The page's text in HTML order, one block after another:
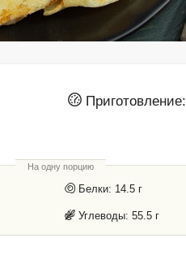
Приготовление:
На одну порцию
Белки: 14.5 г
Углеводы: 55.5 г